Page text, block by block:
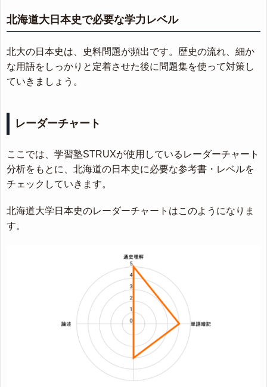
北海道大日本史で必要な学力レベル
北大の日本史は、史料問題が頻出です。歴史の流れ、細か
な用語をしっかりと定着させた後に問題集を使って対策し
ていきましょう。
レーダーチャート
ここでは、学習塾STRUXが使用しているレーダーチャート
分析をもとに、北海道の日本史に必要な参考書・レベルを
チェックしていきます。
北海道大学日本史のレーダーチャートはこのようになりま
す。